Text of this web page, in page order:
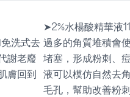
洗式去
謝老廢
膚回到
➤2%水楊酸精華液
過多的角質堆積會
堵塞，形成粉刺、
液可以模仿自然去
毛孔，幫助改善粉